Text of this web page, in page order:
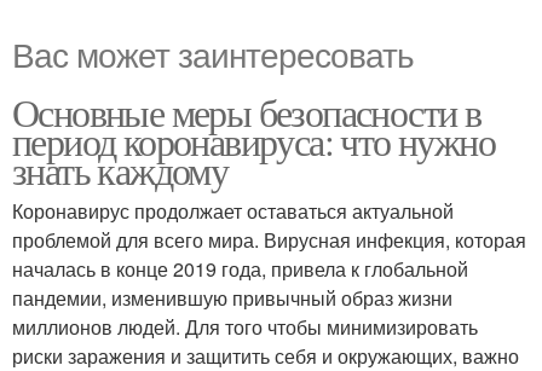
Вас может заинтересовать
Основные меры безопасности в
период коронавируса: что нужно
знать каждому
Коронавирус продолжает оставаться актуальной
проблемой для всего мира. Вирусная инфекция, которая
началась в конце 2019 года, привела к глобальной
пандемии, изменившую привычный образ жизни
миллионов людей. Для того чтобы минимизировать
риски заражения и защитить себя и окружающих, важно